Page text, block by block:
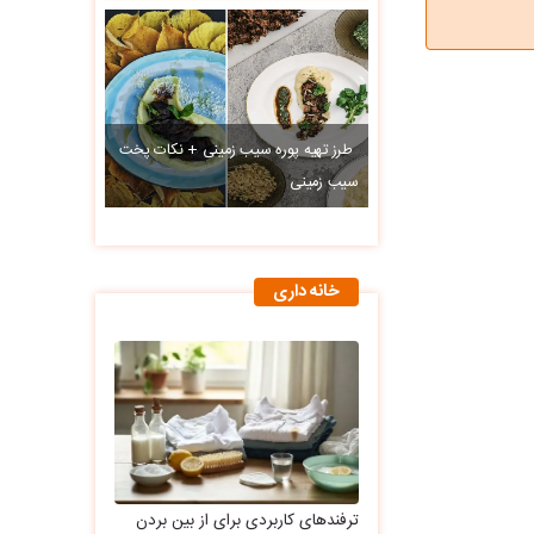
طرز تهیه پوره سیب زمینی + نکات پخت
سیب زمینی
خانه داری
ترفندهای کاربردی برای از بین بردن